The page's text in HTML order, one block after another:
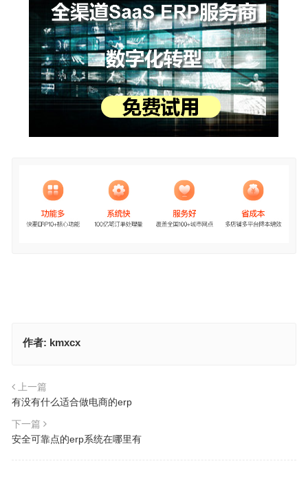
作者: kmxcx
上一篇
有没有什么适合做电商的erp
下一篇
安全可靠点的erp系统在哪里有